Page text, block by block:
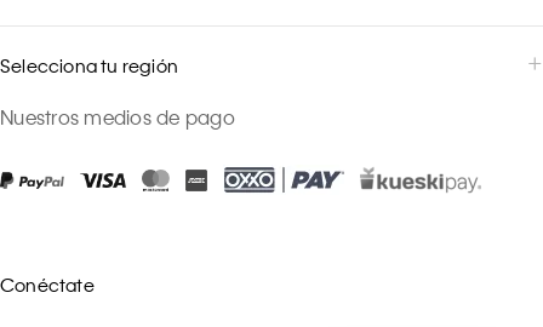
Selecciona tu región
Nuestros medios de pago
Conéctate